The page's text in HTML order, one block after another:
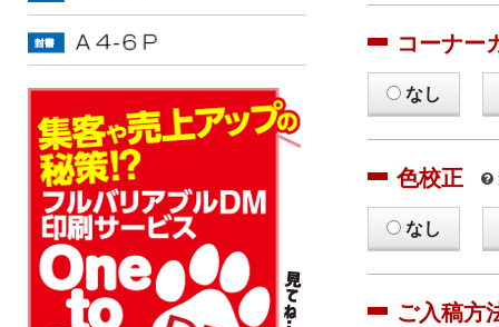
コーナー
なし
色校正
なし
ご入稿方